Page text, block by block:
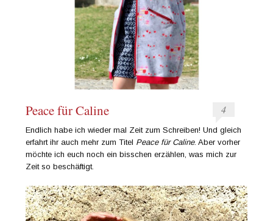
Peace für Caline 4
Endlich habe ich wieder mal Zeit zum Schreiben! Und gleich
erfahrt ihr auch mehr zum Titel Peace für Caline. Aber vorher
möchte ich euch noch ein bisschen erzählen, was mich zur
Zeit so beschäftigt.